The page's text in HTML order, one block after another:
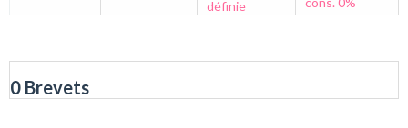
définie
0 Brevets